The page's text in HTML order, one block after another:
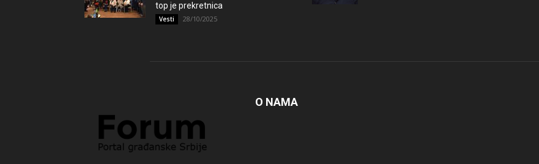
top je prekretnica
Vesti 28/10/2025
O NAMA